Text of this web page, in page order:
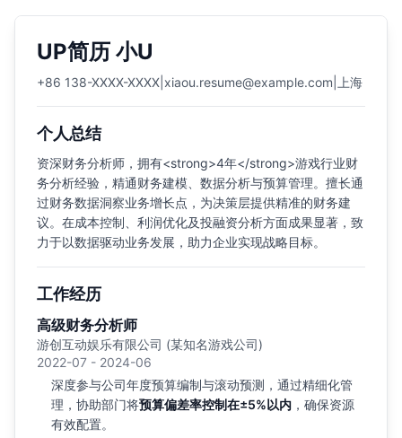
UP简历 小U
+86 138-XXXX-XXXX xiaou.resume@example.com 上海
个人总结
资深财务分析师，拥有<strong>4年</strong>游戏行业财
务分析经验，精通财务建模、数据分析与预算管理。擅长通
过财务数据洞察业务增长点，为决策层提供精准的财务建
议。在成本控制、利润优化及投融资分析方面成果显著，致
力于以数据驱动业务发展，助力企业实现战略目标。
工作经历
高级财务分析师
游创互动娱乐有限公司 (某知名游戏公司)
2022-07 - 2024-06
深度参与公司年度预算编制与滚动预测，通过精细化管
理，协助部门将预算偏差率控制在±5%以内 ，确保资源
有效配置。